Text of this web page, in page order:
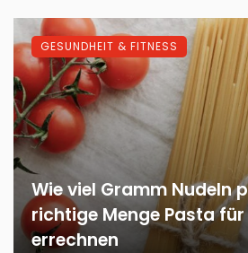
Wie viel Gramm Nudeln
richtige Menge Pasta für
errechnen
GESUNDHEIT & FITNESS